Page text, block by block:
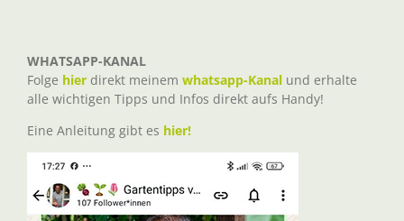
WHATSAPP-KANAL
Folge hier direkt meinem whatsapp-Kanal und erhalte
alle wichtigen Tipps und Infos direkt aufs Handy!
Eine Anleitung gibt es hier!